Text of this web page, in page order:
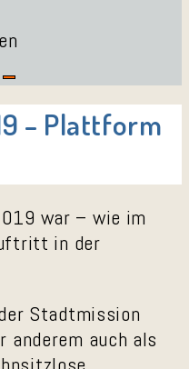
– Plattform
war – wie im
in der
Stadtmission
anderem auch als